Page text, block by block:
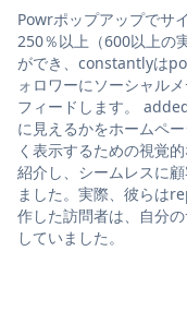
Powrポップアップでサ
250％以上（600以上の
ができ、constantlyは
ォロワーにソーシャル
フィードします。
に見えるかをホームペ
く表示するための視覚
紹介し、シームレスに
ました。実際、彼らは
作した訪問者は、自分
していました。